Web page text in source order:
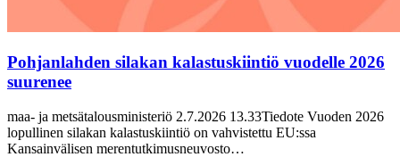
Pohjanlahden silakan kalastuskiintiö vuodelle 2026
suurenee
maa- ja metsätalousministeriö 2.7.2026 13.33Tiedote Vuoden 2026
lopullinen silakan kalastuskiintiö on vahvistettu EU:ssa
Kansainvälisen merentutkimusneuvosto…